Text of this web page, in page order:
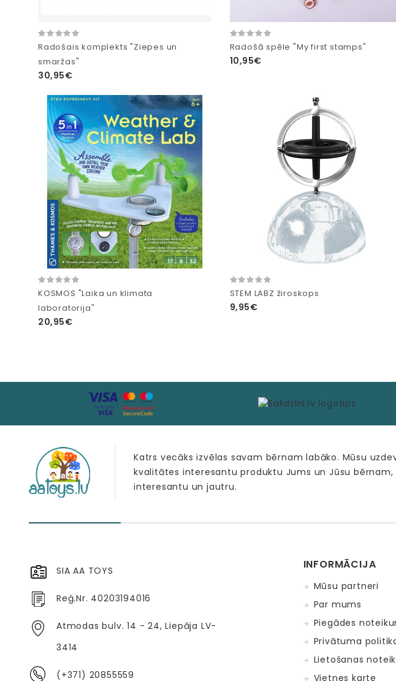
Radošais komplekts "Ziepes un
smaržas"
30,95€
Radošā spēle "My first stamps"
10,95€
KOSMOS "Laika un klimata
laboratorija"
20,95€
STEM LABZ žiroskops
9,95€
Katrs vecāks izvēlas savam bērnam labāko. Mūsu
kvalitātes interesantu produktu Jums un Jūsu
interesantu un jautru.
SIA AA TOYS
Reģ.Nr. 40203194016
Atmodas bulv. 14 - 24, Liepāja LV-
3414
(+371) 20855559
INFORMĀCIJA
Mūsu partneri
Par mums
Piegādes
Privātuma
Lietošanas
Vietnes karte